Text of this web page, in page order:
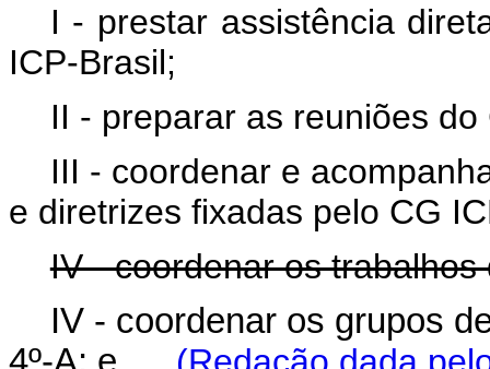
I - prestar assistência
ICP-Brasil;
II - preparar as reuniões
III - coordenar e
e diretrizes fixadas pelo CG
IV - coordenar os trabalhos
IV - coordenar os grupos
4º-A; e (Redação dada